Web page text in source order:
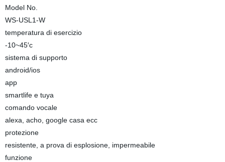
Model No.
WS-USL1-W
temperatura di esercizio
-10~45′c
sistema di supporto
android/ios
app
smartlife e tuya
comando vocale
alexa, acho, google casa ecc
protezione
resistente, a prova di esplosione, impermeabile
funzione